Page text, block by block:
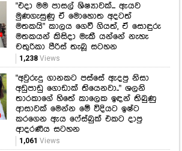
"එදා මම පාසල් ශිෂ්‍යාවක්... ඇයව
මුණගැසුණු ඒ මොහොත අදටත්
මතකයි" කාලය ගෙවී ගියත්, ඒ සොඳුරු
මතකයන් කිසිදා මැකී යන්නේ නැහැ
චතුරිකා පීරිස් තැබූ සටහන
1,238Views
"අවුරුදු ගානකට පස්සේ ඇදපු නිසා
අඩුපාඩු ගොඩාක් තියෙනවා.." ශලනි
තාරකාගේ හිතේ කාලෙක ඉඳන් තිබුණු
ආසාවක් මෙන්න මේ විදියට ඉෂ්ට
කරගෙන ඇය ෆේස්බුක් එකට දාපු
ආදරණීය සටහන
1,061 Views